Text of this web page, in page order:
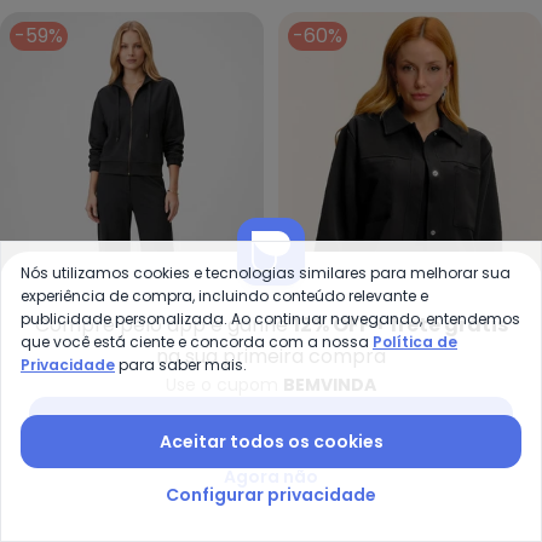
-59%
Endless - Jaqueta Gola Alta
Cadarço (Preto)
ENDLESS
R$ 254,99
ou
-60%
ENDLESS
R$ 89,99
juros
Compre pelo app e ganhe12% OFF + frete grátis
na sua primeira compra
Nós utilizamos cookies e tecnologias similares para melhorar sua
experiência de compra, incluindo conteúdo relevante e
publicidade personalizada. Ao continuar navegando, entendemos
que você está ciente e concorda com a nossa Política de
Privacidadepara saber mais.
Aceitar todos os cookies
Configurar privacidade